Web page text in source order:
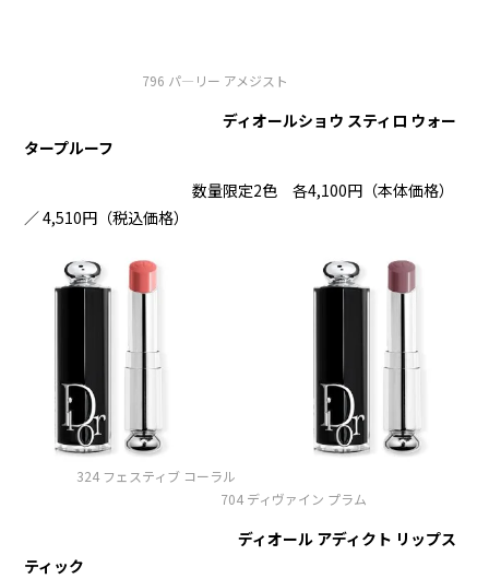
796 パ―リー アメジスト
ディオールショウ スティロ ウォー
タープルーフ
数量限定2色 各4,100円（本体価格）
／ 4,510円（税込価格）
324 フェスティブ コーラル
704 ディヴァイン プラム
ディオール アディクト リップス
ティック